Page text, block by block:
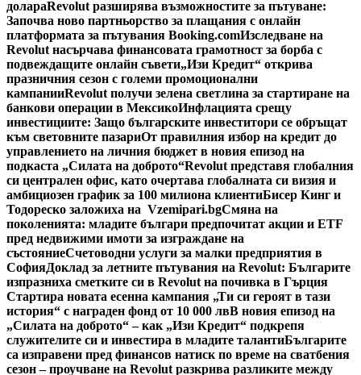
долараRevolut разширява възможностите за пътуване:
Започва ново партньорство за плащания с онлайн
платформата за пътувания Booking.comИзследване на
Revolut насърчава финансовата грамотност за борба с
подвеждащите онлайн съвети„Изи Кредит“ открива
празничния сезон с големи промоционални
кампанииRevolut получи зелена светлина за стартиране на
банкови операции в МексикоИнфлацията срещу
инвестициите: Защо българските инвеститори се обръщат
към световните пазариОт правилния избор на кредит до
управлението на личния бюджет в новия епизод на
подкаста „Силата на доброто“Revolut представя глобалния
си централен офис, като очертава глобалната си визия и
амбициозен график за 100 милиона клиентиБисер Кинг и
Тодореско заложиха на Vzemipari.bgСмяна на
поколенията: младите българи предпочитат акции и ETF
пред недвижими имоти за изграждане на
състояниеСчетоводни услуги за малки предприятия в
СофияДоклад за летните пътувания на Revolut: Българите
изпразниха сметките си в Revolut на почивка в Гърция
Стартира новата есенна кампания „Ти си героят в тази
история“ с награден фонд от 10 000 лвВ новия епизод на
„Силата на доброто“ – как „Изи Кредит“ подкрепя
служителите си и инвестира в младите талантиБългарите
са изправени пред финансов натиск по време на сватбения
сезон – проучване на Revolut разкрива разликите между